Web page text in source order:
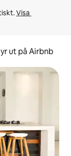
Visa
ut på Airbnb